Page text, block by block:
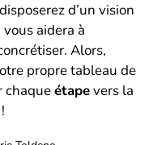
d’un vision
aidera à
Alors,
propre tableau de
chaqueétapevers la